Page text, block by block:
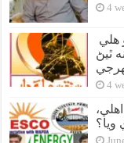
4
ٿيڻ
4